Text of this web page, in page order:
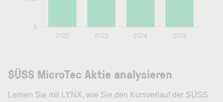
SÜSS MicroTec Aktie analysieren
Lernen Sie mit LYNX, wie Sie den Kursverlauf der SÜSS